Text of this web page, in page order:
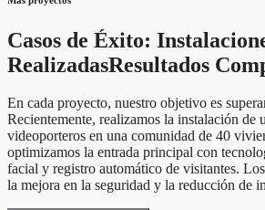
Casos de Éxito:
RealizadasResultados
En cada proyecto, nuestro objetivo es
Recientemente, realizamos la instalación de
videoporteros en una comunidad de 40
optimizamos la entrada principal con
facial y registro automático de visitantes.
la mejora en la seguridad y la reducción de